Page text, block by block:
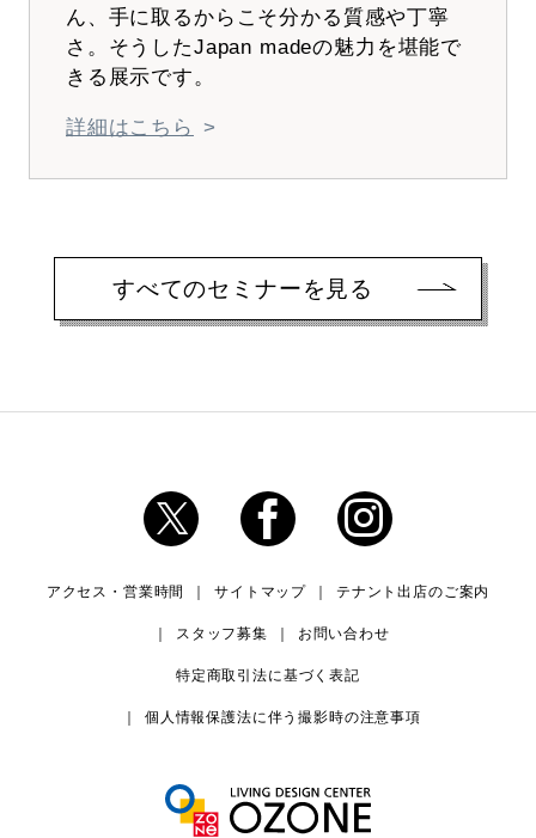
ん、手に取るからこそ分かる質感や丁寧
さ。そうしたJapan madeの魅力を堪能で
きる展示です。
詳細はこちら
すべてのセミナーを見る
アクセス・営業時間 サイトマップ テナント出店のご案内
スタッフ募集 お問い合わせ
特定商取引法に基づく表記
個人情報保護法に伴う撮影時の注意事項